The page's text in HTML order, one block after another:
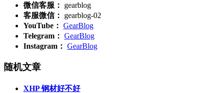
微信客服：
gearblog
客服微信：
gearblog-02
YouTube： GearBlog
Telegram： GearBlog
Instagram： GearBlog
随机文章
XHP 钢材好不好